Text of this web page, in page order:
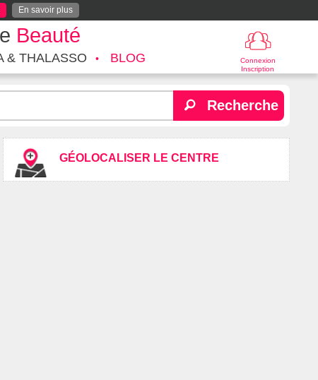
En savoir plus
Beauté
Connexion
Inscription
& THALASSO BLOG
Recherche
GÉOLOCALISER LE CENTRE